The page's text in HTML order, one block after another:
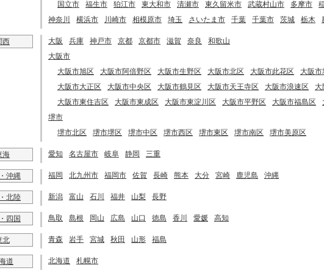
国立市
福生市 狛江市 東大和市 清瀬市 東久留米市 武蔵村山市 多摩市
神奈川
横浜市 川崎市 相模原市 埼玉 さいたま市 千葉 千葉市 茨城 栃木
西 大阪 兵庫 神戸市 京都 京都市 滋賀 奈良
和歌山
大阪市
大阪市旭区
大阪市阿倍野区 大阪市生野区 大阪市北区 大阪市此花区 大阪市
大阪市大正区
大阪市中央区 大阪市鶴見区 大阪市天王寺区 大阪市浪速区 大
大阪市東住吉区
大阪市東成区 大阪市東淀川区 大阪市平野区 大阪市福島区
堺市
堺市北区
堺市堺区 堺市中区 堺市西区 堺市東区 堺市南区 堺市美原区
海 愛知 名古屋市 岐阜 静岡 三重
沖縄 福岡 北九州市 福岡市 佐賀 長崎 熊本 大分 宮崎 鹿児島 沖縄
北陸 新潟 富山 石川 福井 山梨 長野
四国 鳥取 島根 岡山 広島 山口 徳島 香川 愛媛 高知
北 青森 岩手 宮城 秋田 山形 福島
道 北海道 札幌市